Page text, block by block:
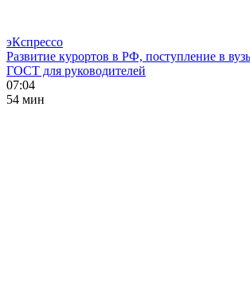
эКспрессо
Развитие курортов в РФ, поступление в
ГОСТ для руководителей
07:04
54 мин